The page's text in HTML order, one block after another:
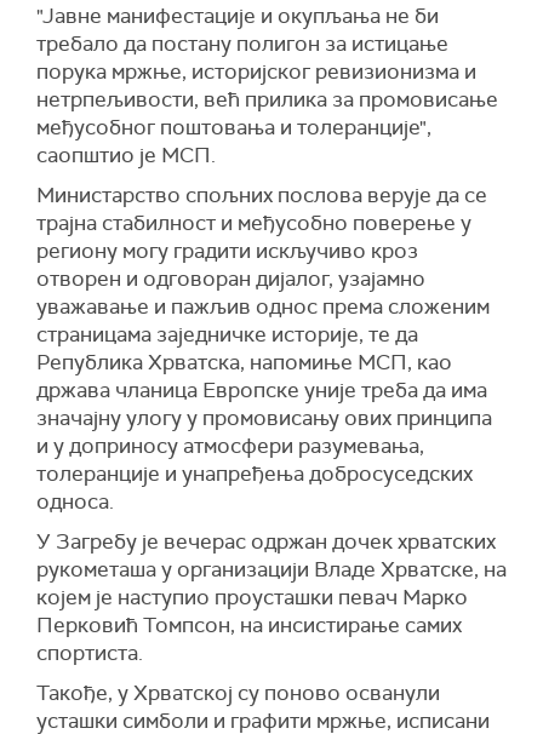
"Јавне манифестације и окупљања не би
требало да постану полигон за истицање
порука мржње, историјског ревизионизма и
нетрпељивости, већ прилика за промовисање
међусобног поштовања и толеранције",
саопштио је МСП.
Министарство спољних послова верује да се
трајна стабилност и међусобно поверење у
региону могу градити искључиво кроз
отворен и одговоран дијалог, узајамно
уважавање и пажљив однос према сложеним
страницама заједничке историје, те да
Република Хрватска, напомиње МСП, као
држава чланица Европске уније треба да има
значајну улогу у промовисању ових принципа
и у доприносу атмосфери разумевања,
толеранције и унапређења добросуседских
односа.
У Загребу је вечерас одржан дочек хрватских
рукометаша у организацији Владе Хрватске, на
којем је наступио проусташки певач Марко
Перковић Томпсон, на инсистирање самих
спортиста.
Такође, у Хрватској су поново осванули
усташки симболи и графити мржње, исписани